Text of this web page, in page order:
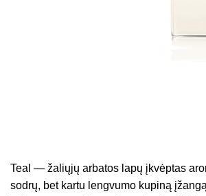
Teal — žaliųjų arbatos lapų įkvėptas
sodrų, bet kartu lengvumo kupiną